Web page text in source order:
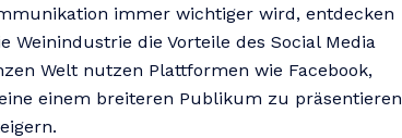
immer wichtiger wird, entdecken
die Vorteile des Social Media
Welt nutzen Plattformen wie Facebook,
einem breiteren Publikum zu präsentieren